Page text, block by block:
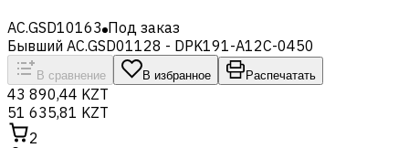
AC.GSD10163 Под заказ
Бывший AC.GSD01128 - DPK191-A12C-0450
В сравнение В избранное Распечатать
43 890,44 KZT
51 635,81 KZT
2